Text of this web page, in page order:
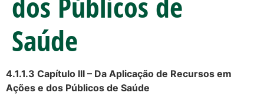
Saúde
4.1.1.3 Capítulo III – Da Aplicação de Recursos em
Ações e dos Públicos de Saúde